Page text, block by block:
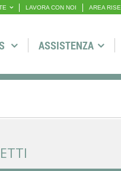
LAVORA CON NOI AREA
ASSISTENZA